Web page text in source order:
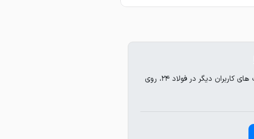
محمد علیمرادی تاکنون هیچ قیمتی ثبت نکرده است. برای مشاهده قیمت های کاربران دیگر در فولاد ۲۴، روی